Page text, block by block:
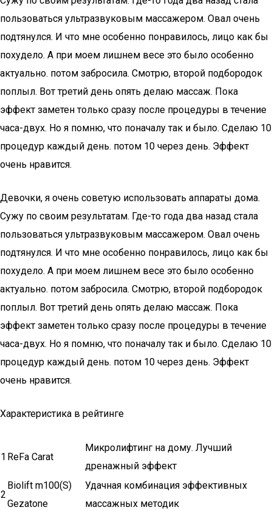
пользоваться ультразвуковым массажером. Овал очень
подтянулся. И что мне особенно понравилось, лицо как бы
похудело. А при моем лишнем весе это было особенно
актуально. потом забросила. Смотрю, второй подбородок
поплыл. Вот третий день опять делаю массаж. Пока
эффект заметен только сразу после процедуры в течение
часа-двух. Но я помню, что поначалу так и было. Сделаю 10
процедур каждый день. потом 10 через день. Эффект
очень нравится.
Девочки, я очень советую использовать аппараты дома.
Сужу по своим результатам. Где-то года два назад стала
пользоваться ультразвуковым массажером. Овал очень
подтянулся. И что мне особенно понравилось, лицо как бы
похудело. А при моем лишнем весе это было особенно
актуально. потом забросила. Смотрю, второй подбородок
поплыл. Вот третий день опять делаю массаж. Пока
эффект заметен только сразу после процедуры в течение
часа-двух. Но я помню, что поначалу так и было. Сделаю 10
процедур каждый день. потом 10 через день. Эффект
очень нравится.
Характеристика в рейтинге
1 ReFa Carat
Микролифтинг на дому. Лучший
дренажный эффект
2
Biolift m100(S)
Gezatone
Удачная комбинация эффективных
массажных методик